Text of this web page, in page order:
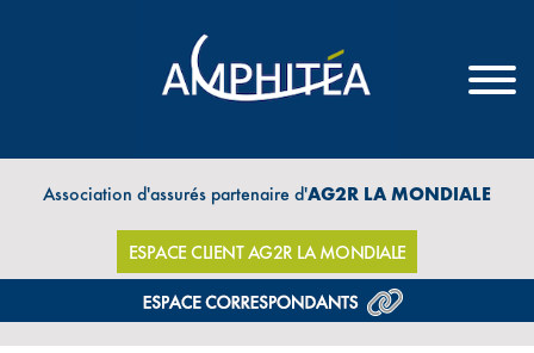
Association d'assurés partenaire d'AG2R LA MONDIALE
ESPACE CLIENT AG2R LA MONDIALE